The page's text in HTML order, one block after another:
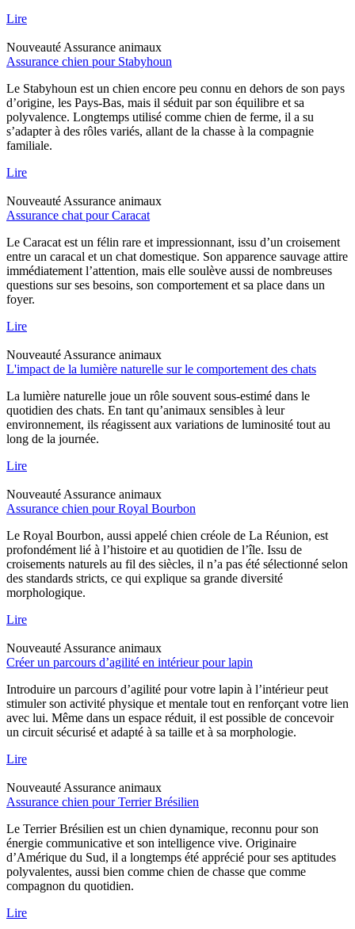
Lire
Nouveauté Assurance animaux
Assurance chien pour Stabyhoun
Le Stabyhoun est un chien encore peu connu en dehors de son pays
d’origine, les Pays-Bas, mais il séduit par son équilibre et sa
polyvalence. Longtemps utilisé comme chien de ferme, il a su
s’adapter à des rôles variés, allant de la chasse à la compagnie
familiale.
Lire
Nouveauté Assurance animaux
Assurance chat pour Caracat
Le Caracat est un félin rare et impressionnant, issu d’un croisement
entre un caracal et un chat domestique. Son apparence sauvage attire
immédiatement l’attention, mais elle soulève aussi de nombreuses
questions sur ses besoins, son comportement et sa place dans un
foyer.
Lire
Nouveauté Assurance animaux
L'impact de la lumière naturelle sur le comportement des chats
La lumière naturelle joue un rôle souvent sous-estimé dans le
quotidien des chats. En tant qu’animaux sensibles à leur
environnement, ils réagissent aux variations de luminosité tout au
long de la journée.
Lire
Nouveauté Assurance animaux
Assurance chien pour Royal Bourbon
Le Royal Bourbon, aussi appelé chien créole de La Réunion, est
profondément lié à l’histoire et au quotidien de l’île. Issu de
croisements naturels au fil des siècles, il n’a pas été sélectionné selon
des standards stricts, ce qui explique sa grande diversité
morphologique.
Lire
Nouveauté Assurance animaux
Créer un parcours d’agilité en intérieur pour lapin
Introduire un parcours d’agilité pour votre lapin à l’intérieur peut
stimuler son activité physique et mentale tout en renforçant votre lien
avec lui. Même dans un espace réduit, il est possible de concevoir
un circuit sécurisé et adapté à sa taille et à sa morphologie.
Lire
Nouveauté Assurance animaux
Assurance chien pour Terrier Brésilien
Le Terrier Brésilien est un chien dynamique, reconnu pour son
énergie communicative et son intelligence vive. Originaire
d’Amérique du Sud, il a longtemps été apprécié pour ses aptitudes
polyvalentes, aussi bien comme chien de chasse que comme
compagnon du quotidien.
Lire